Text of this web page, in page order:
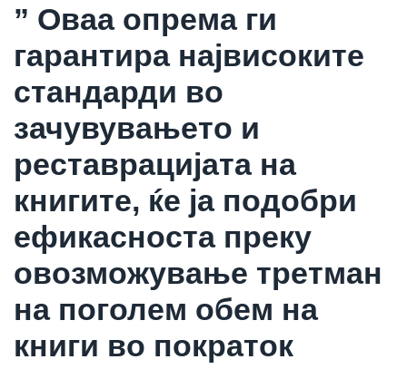
” Оваа опрема ги
гарантира највисоките
стандарди во
зачувувањето и
реставрацијата на
книгите, ќе ја подобри
ефикасноста преку
овозможување третман
на поголем обем на
книги во пократок